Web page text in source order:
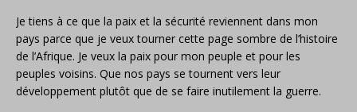
Je tiens à ce que la paix et la sécurité reviennent dans mon
pays parce que je veux tourner cette page sombre de l’histoire
de l’Afrique. Je veux la paix pour mon peuple et pour les
peuples voisins. Que nos pays se tournent vers leur
développement plutôt que de se faire inutilement la guerre.